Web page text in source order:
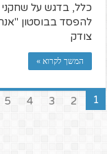
כלל, בדגש על
להפסד בבוסטון
צודק
המשך לקרוא »
1
2
3
4
5